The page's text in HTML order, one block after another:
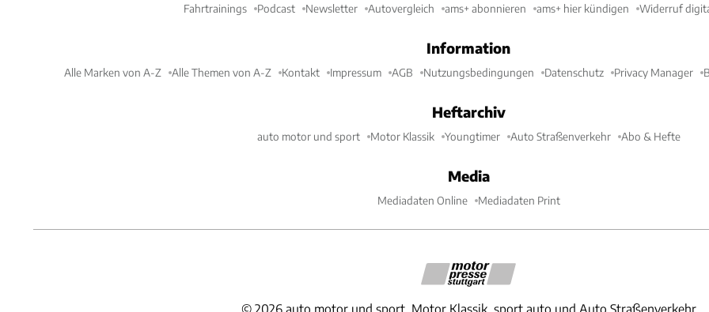
Fahrtrainings Podcast Newsletter Autovergleich ams+ abonnieren ams+ hier kündigen Widerruf
Information
Alle Marken von A-Z Alle Themen von A-Z Kontakt Impressum AGB Nutzungsbedingungen Datenschutz Privacy Manager
Heftarchiv
auto motor und sport Motor Klassik Youngtimer Auto Straßenverkehr Abo & Hefte
Media
Mediadaten Online Mediadaten Print
© 2026 auto motor und sport, Motor Klassik, sport auto und Auto Straßenverkehr